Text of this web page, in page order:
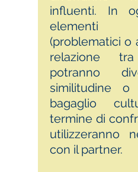
influenti. In
elementi
(problematici o
relazione
potranno
similitudine o
bagaglio
termine di
utilizzeranno
con il partner.